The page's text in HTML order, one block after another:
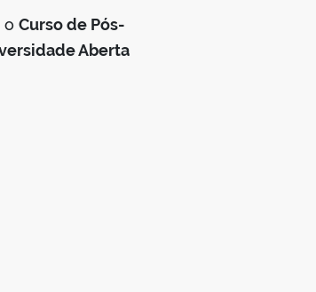
o Curso de Pós-
Aberta